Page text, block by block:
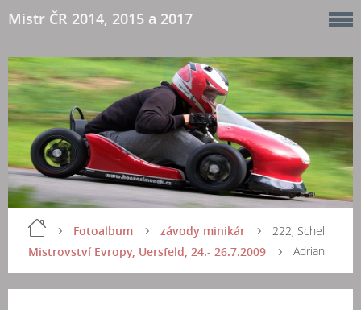
Mistr ČR 2014, 2015 a 2017
Fotoalbum
závody minikár
Mistrovství Evropy, Uersfeld, 24.- 26.7.2009
222, Schell
Adrian